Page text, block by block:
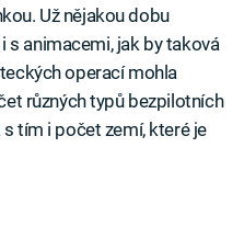
Už nějakou dobu
s animacemi, jak by taková
operací mohla
různých typů bezpilotních
tím i počet zemí, které je